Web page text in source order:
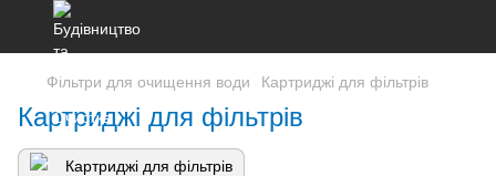
Фільтри для очищення води Картриджі для фільтрів
Картриджі для фільтрів
Картриджі для фільтрів